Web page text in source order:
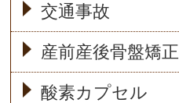
交通事故
産前産後骨盤矯正
酸素カプセル